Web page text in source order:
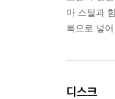
마 스틸과
록으로 넣
디스크